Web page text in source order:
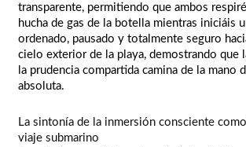
transparente, permitiendo que ambos
hucha de gas de la botella mientras iniciáis
ordenado, pausado y totalmente seguro
cielo exterior de la playa, demostrando que
la prudencia compartida camina de la mano
absoluta.
La sintonía de la inmersión consciente
viaje submarino